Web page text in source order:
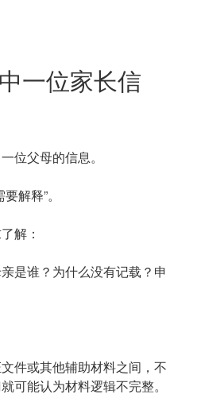
一位家长信
位父母的信息。
解释”。
解：
是谁？为什么没有记载？申
件或其他辅助材料之间，不
可能认为材料逻辑不完整。